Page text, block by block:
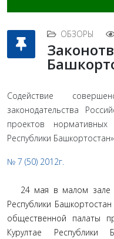
ОБЗОРЫ
Содействие
законодательства
проектов
Республики Башкортостан»
№ 7 (50) 2012г.
24 мая в малом зале
Республики
общественной палаты
Курултае Республики